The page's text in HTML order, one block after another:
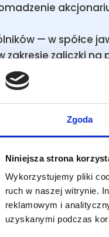
Zgoda
Niniejsza strona
Wykorzystujemy pliki
ruch w naszej witrynie.
reklamowym i
uzyskanymi podczas
— w spółce
zakresie zaliczki
uchwała zapada
próg. Każdy
chyba że
wzór